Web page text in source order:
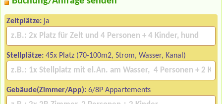
Zeltplätze: ja
Stellplätze: 45x Platz (70-100m2, Strom, Wasser, Kanal)
Gebäude(Zimmer/App): 6/8P Appartements